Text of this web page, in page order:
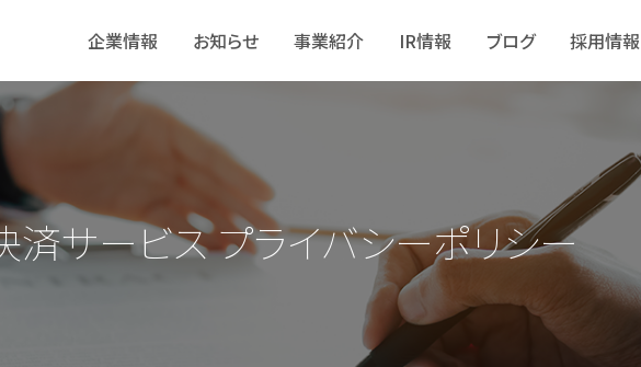
企業情報 お知らせ 事業紹介 IR情報 ブログ 採用情報
済サービス プライバシーポリシー